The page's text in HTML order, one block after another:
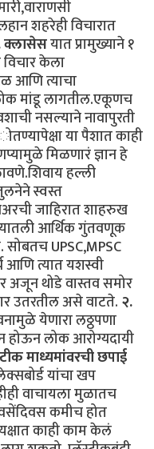
शहरेही विचारात
क्लासेसयात प्रामुख्याने १
केला
आणि त्याचा
लोक मांडू लागतील.एकूणच
नसल्याने नावापुरती
या पैशात काही
मिळणारं ज्ञान हे
हल्ली
स्वस्त
जाहिरात शाहरुख
आर्थिक गुंतवणूक
UPSC,MPSC
आणि त्यात यशस्वी
अजून थोडे वास्तव समोर
उतरतील असे वाटते.२.
येणारा लठ्ठपणा
होऊन लोक आरोग्यदायी
माध्यमांवरची छपाई
यांचा खप
वाचायला मुळातच
कमीच होत
काही काम केलं